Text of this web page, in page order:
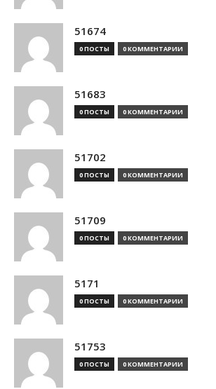
51674
0 ПОСТЫ 0 КОММЕНТАРИИ
51683
0 ПОСТЫ 0 КОММЕНТАРИИ
51702
0 ПОСТЫ 0 КОММЕНТАРИИ
51709
0 ПОСТЫ 0 КОММЕНТАРИИ
5171
0 ПОСТЫ 0 КОММЕНТАРИИ
51753
0 ПОСТЫ 0 КОММЕНТАРИИ